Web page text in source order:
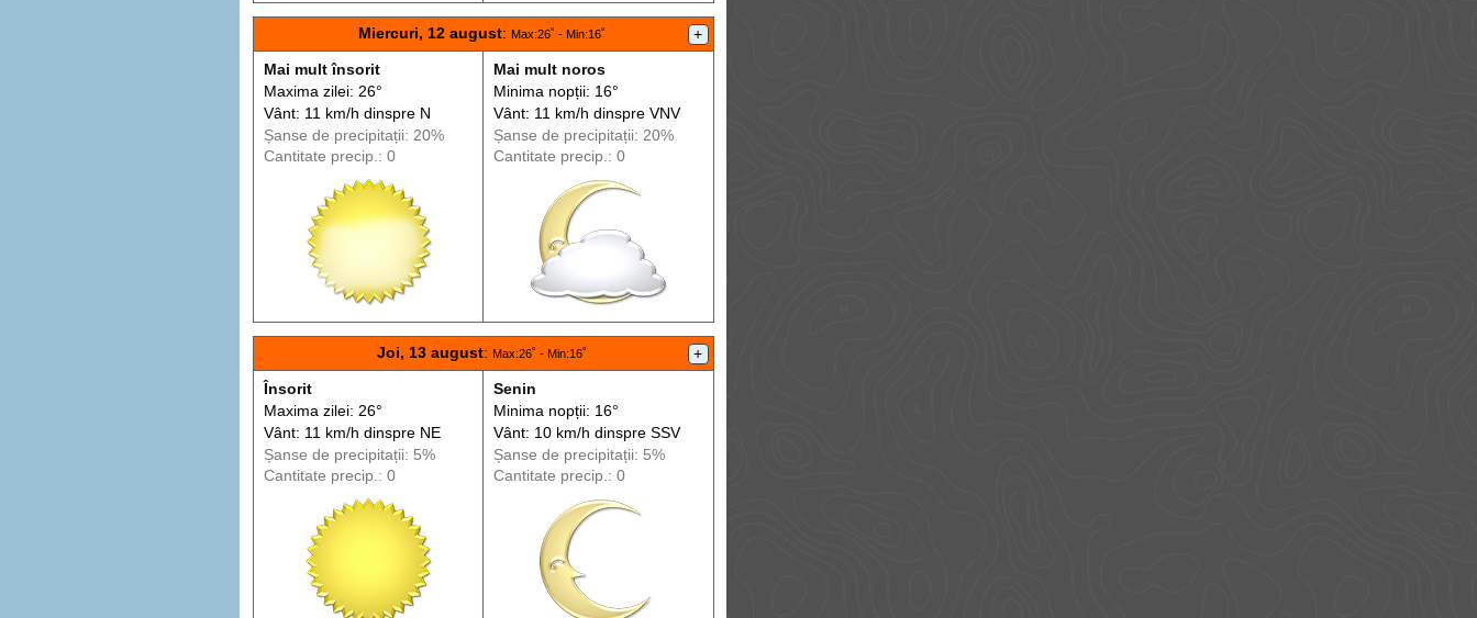
Miercuri, 12 august: Max:26˚ - Min:16˚ +
Mai mult însorit
Maxima zilei: 26°
Vânt: 11 km/h dinspreN
Șanse de precipitații: 20%
Cantitate precip.: 0
Mai mult noros
Minima nopții: 16°
Vânt: 11 km/h dinspreVNV
Șanse de precipitații: 20%
Cantitate precip.: 0
Joi, 13 august: Max:26˚ - Min:16˚ +
Însorit
Maxima zilei: 26°
Vânt: 11 km/h dinspreNE
Șanse de precipitații: 5%
Cantitate precip.: 0
Senin
Minima nopții: 16°
Vânt: 10 km/h dinspreSSV
Șanse de precipitații: 5%
Cantitate precip.: 0